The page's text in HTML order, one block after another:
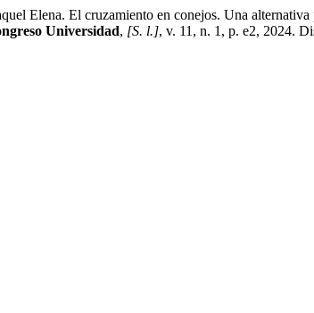
El cruzamiento en conejos. Una alternativa
Universidad, [S. l.], v. 11, n. 1, p. e2, 2024.